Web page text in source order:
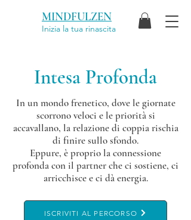
MINDFULZEN
Inizia la tua rinascita
Intesa Profonda
In un mondo frenetico, dove le giornate
scorrono veloci e le priorità si
accavallano, la relazione di coppia rischia
di finire sullo sfondo.
Eppure, è proprio la connessione
profonda con il partner che ci sostiene, ci
arricchisce e ci dà energia.
ISCRIVITI AL PERCORSO